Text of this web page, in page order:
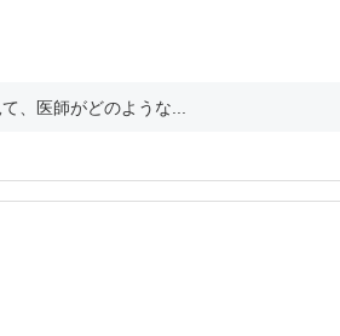
、医師がどのような...